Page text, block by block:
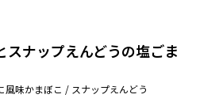
スナップえんどうの塩ごま
風味かまぼこ / スナップえんどう